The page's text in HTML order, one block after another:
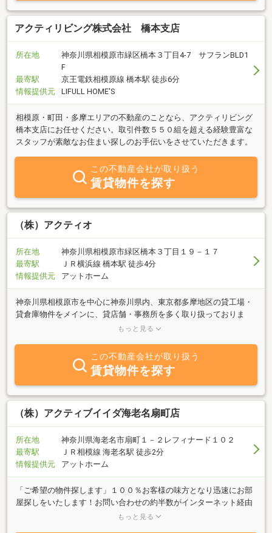
アクティリビング株式会社 橋本支店
所在地
神奈川県相模原市緑区橋本３丁目4-7 サフランBLD1
F
最寄駅
京王電鉄相模原線 橋本駅 徒歩6分
情報提供元
LIFULL HOME'S
相模原・町田・多摩エリアの不動産のことなら、アクティリビング
橋本支店にお任せください。取引件数５５０組を超える経験豊富な
スタッフが素敵なお住まい探しのお手伝いをさせていただきます。
この不動産会社が取り扱う
賃貸物件を探す
（株）アクティオ
所在地
神奈川県相模原市緑区橋本３丁目１９－１７
最寄駅
ＪＲ横浜線 橋本駅 徒歩4分
情報提供元
アットホーム
神奈川県相模原市を中心に神奈川県内、東京都多摩地区の貸工場・
貸倉庫物件をメインに、貸店舗・事務所を多く取り扱っておりま
す。当社はオーナー様から直接委託された物件を多く手がけており
あります。10万円以内の小規模物件はもちろん税金対策の為の収益
物件も多数管理しております。また、アパート、マンション等の居
住用の物件も取り扱っております！！！スタッフ一同お客様のご来
店・ご連絡を心よりお待ちしております。◎右上に当社のホームペ
ージへのリンクボタンがございます。是非ご覧下さい。
もっと見る
この不動産会社が取り扱う
賃貸物件を探す
（株）アクティブイイダ海老名扇町店
所在地
神奈川県海老名市扇町１－２レフィナード１０２
最寄駅
ＪＲ相模線 海老名駅 徒歩2分
情報提供元
アットホーム
「ご希望の物件探します」１００％お客様の味方となり迅速にお部
屋探しをいたします！お問い合わせの約半数がインターネット経由
となっている昨今では、インターネット上で収集できない地域情報
もっと見る